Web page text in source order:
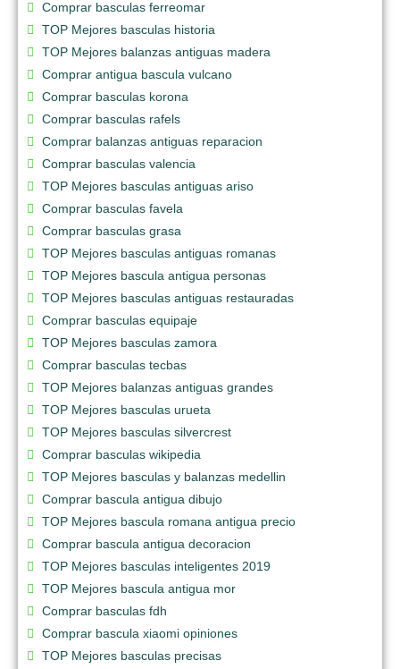
Comprar basculas ferreomar
TOP Mejores basculas historia
TOP Mejores balanzas antiguas madera
Comprar antigua bascula vulcano
Comprar basculas korona
Comprar basculas rafels
Comprar balanzas antiguas reparacion
Comprar basculas valencia
TOP Mejores basculas antiguas ariso
Comprar basculas favela
Comprar basculas grasa
TOP Mejores basculas antiguas romanas
TOP Mejores bascula antigua personas
TOP Mejores basculas antiguas restauradas
Comprar basculas equipaje
TOP Mejores basculas zamora
Comprar basculas tecbas
TOP Mejores balanzas antiguas grandes
TOP Mejores basculas urueta
TOP Mejores basculas silvercrest
Comprar basculas wikipedia
TOP Mejores basculas y balanzas medellin
Comprar bascula antigua dibujo
TOP Mejores bascula romana antigua precio
Comprar bascula antigua decoracion
TOP Mejores basculas inteligentes 2019
TOP Mejores bascula antigua mor
Comprar basculas fdh
Comprar bascula xiaomi opiniones
TOP Mejores basculas precisas